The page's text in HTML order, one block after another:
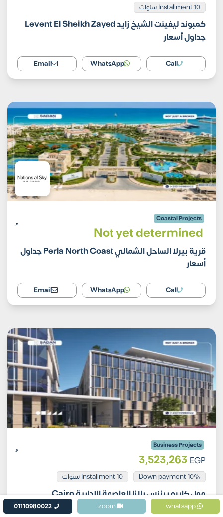
Installment 10 سنوات
كمبوند ليفينت الشيخ زايد Levent El Sheikh Zayed
جداول أسعار
Call
WhatsApp
Email
Coastal Projects
Not yet determined
قرية بيرلا الساحل الشمالي Perla North Coast جداول
أسعار
Call
WhatsApp
Email
Business Projects
3,523,263 EGP
10% Down payment Installment 10 سنوات
مول كايرو بيزنس بلازا العاصمة الإدارية Cairo
Business Plaza New Capital جداول أسعار
whatsapp
01110980022 zoom